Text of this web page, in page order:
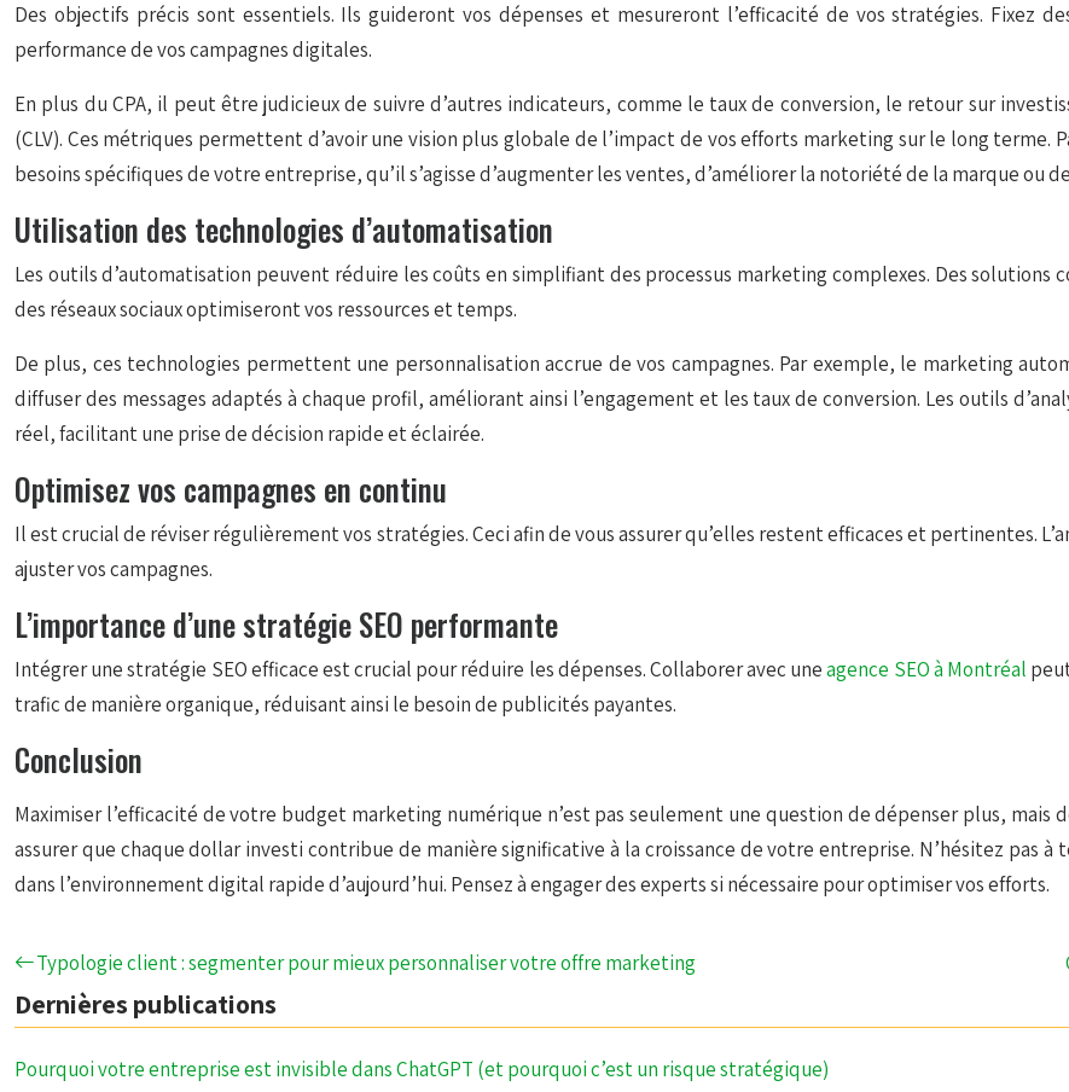
Des objectifs précis sont essentiels. Ils guideront vos dépenses et mesureront l’efficacité de vos stratégies. Fixez
performance de vos campagnes digitales.
En plus du CPA, il peut être judicieux de suivre d’autres indicateurs, comme le taux de conversion, le retour sur
(CLV). Ces métriques permettent d’avoir une vision plus globale de l’impact de vos efforts marketing sur le long terme.
besoins spécifiques de votre entreprise, qu’il s’agisse d’augmenter les ventes, d’améliorer la notoriété de la marque ou
Utilisation des technologies d’automatisation
Les outils d’automatisation peuvent réduire les coûts en simplifiant des processus marketing complexes. Des
des réseaux sociaux optimiseront vos ressources et temps.
De plus, ces technologies permettent une personnalisation accrue de vos campagnes. Par exemple, le marketing
diffuser des messages adaptés à chaque profil, améliorant ainsi l’engagement et les taux de conversion. Les outils
réel, facilitant une prise de décision rapide et éclairée.
Optimisez vos campagnes en continu
Il est crucial de réviser régulièrement vos stratégies. Ceci afin de vous assurer qu’elles restent efficaces et pertinentes.
ajuster vos campagnes.
L’importance d’une stratégie SEO performante
Intégrer une stratégie SEO efficace est crucial pour réduire les dépenses. Collaborer avec uneagence SEO à Montréal
trafic de manière organique, réduisant ainsi le besoin de publicités payantes.
Conclusion
Maximiser l’efficacité de votre budget marketing numérique n’est pas seulement une question de dépenser plus, mais
assurer que chaque dollar investi contribue de manière significative à la croissance de votre entreprise. N’hésitez pas
dans l’environnement digital rapide d’aujourd’hui. Pensez à engager des experts si nécessaire pour optimiser vos efforts.
Typologie client : segmenter pour mieux personnaliser votre offre marketing
Dernières publications
Pourquoi votre entreprise est invisible dans ChatGPT (et pourquoi c’est un risque stratégique)